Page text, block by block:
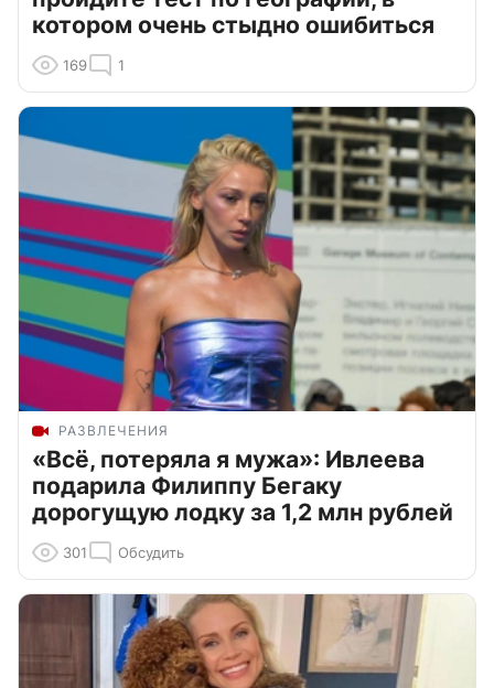
котором очень стыдно ошибиться
169 1
РАЗВЛЕЧЕНИЯ
«Всё, потеряла я мужа»: Ивлеева
подарила Филиппу Бегаку
дорогущую лодку за 1,2 млн рублей
301 Обсудить